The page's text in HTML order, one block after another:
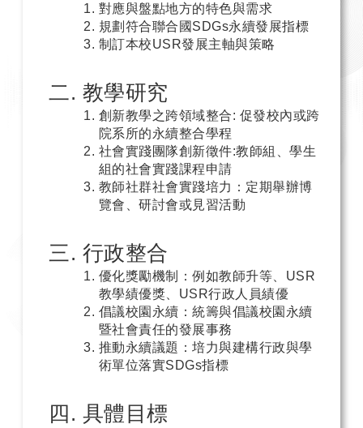
對應與盤點地方的特色與需求
規劃符合聯合國SDGs永續發展指標
制訂本校USR發展主軸與策略
教學研究
創新教學之跨領域整合: 促發校內或跨
院系所的永續整合學程
社會實踐團隊創新徵件:教師組、學生
組的社會實踐課程申請
教師社群社會實踐培力：定期舉辦博
覽會、研討會或見習活動
行政整合
優化獎勵機制：例如教師升等、USR
教學績優獎、USR行政人員績優
倡議校園永續：統籌與倡議校園永續
暨社會責任的發展事務
推動永續議題：培力與建構行政與學
術單位落實SDGs指標
具體目標